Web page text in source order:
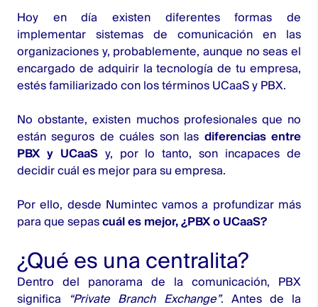
Hoy en día existen diferentes formas de
implementar sistemas de comunicación en las
organizaciones y, probablemente, aunque no seas el
encargado de adquirir la tecnología de tu empresa,
estés familiarizado con los términos UCaaSy PBX.
No obstante, existen muchos profesionales que no
están seguros de cuáles son las diferencias entre
PBX y UCaaSy, por lo tanto, son incapaces de
decidir cuál es mejor para su empresa.
Por ello, desde Numintecvamos a profundizar más
para que sepascuál es mejor, ¿PBX o UCaaS?
¿Qué es una centralita?
Dentro del panorama de la comunicación, PBX
significa
“Private Branch Exchange”. Antes de la